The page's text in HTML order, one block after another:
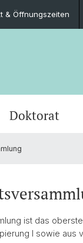
& Öffnungszeiten
Wichtige
Doktorat
Kontakt &
ist das
I sowie aus